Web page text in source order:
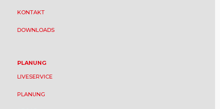
KONTAKT
DOWNLOADS
PLANUNG
LIVESERVICE
PLANUNG